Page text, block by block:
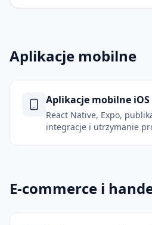
Aplikacje mobilne
Aplikacje mobilne
React Native, Expo,
integracje i utrzymanie
E-commerce i